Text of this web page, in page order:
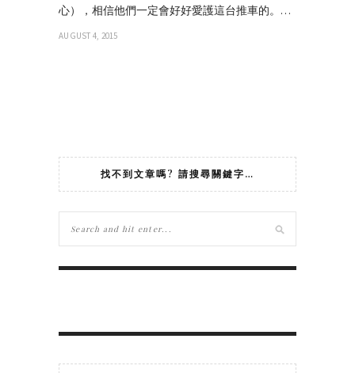
心），相信他們一定會好好愛護這台推車的。…
AUGUST 4, 2015
找不到文章嗎? 請搜尋關鍵字…